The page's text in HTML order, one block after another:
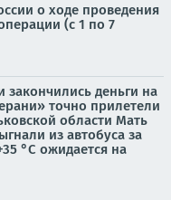
о ходе проведения
(с 1 по 7
закончились деньги на
точно прилетели
области Мать
из автобуса за
°С ожидается на